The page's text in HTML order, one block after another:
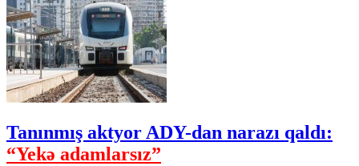
Tanınmış aktyor ADY-dan narazı qaldı:
“Yekə adamlarsız”